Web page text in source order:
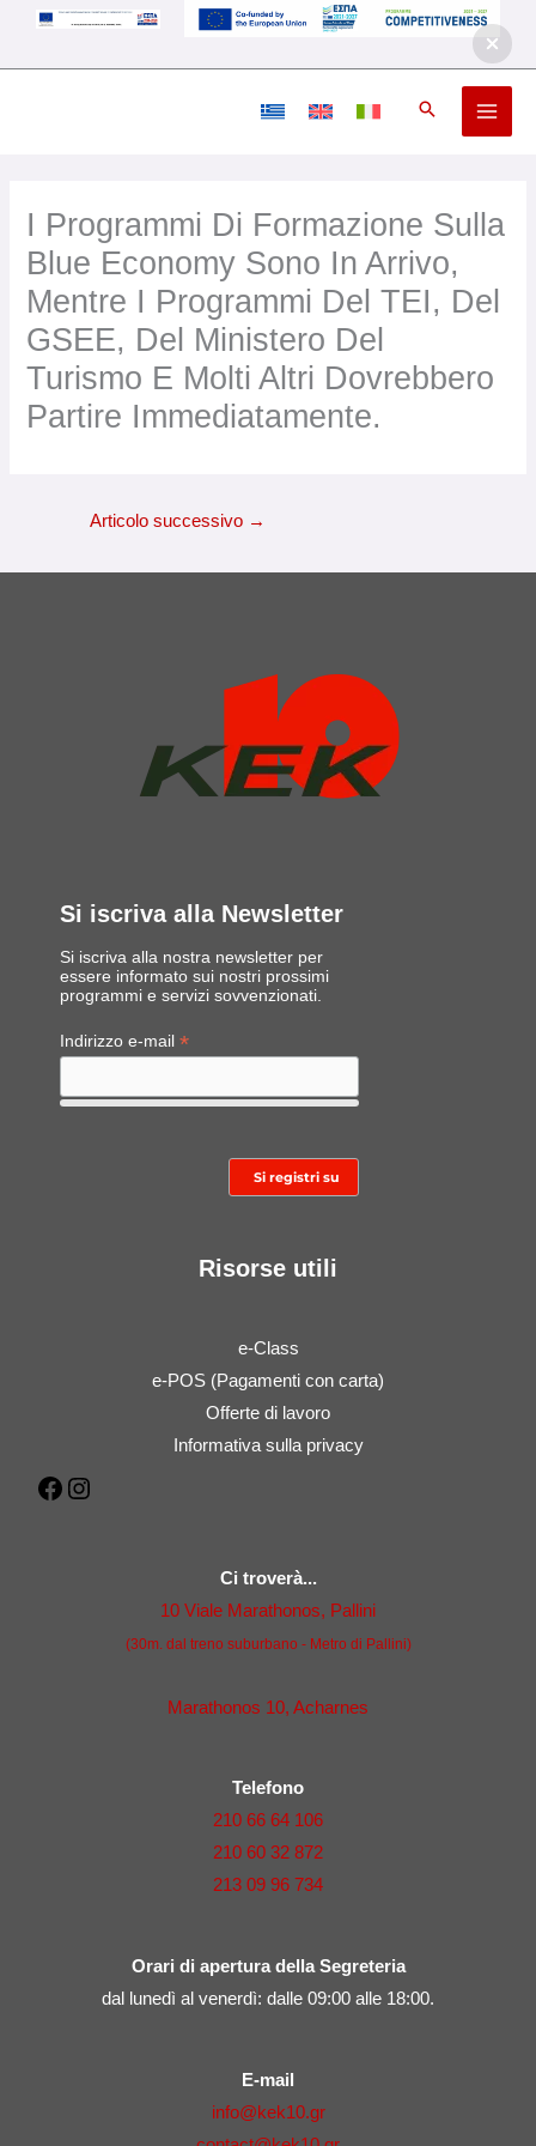
I Programmi Di Formazione Sulla
Blue Economy Sono In Arrivo,
Mentre I Programmi Del TEI, Del
GSEE, Del Ministero Del
Turismo E Molti Altri Dovrebbero
Partire Immediatamente.
Articolo successivo →
Si iscriva alla Newsletter
Si iscriva alla nostra newsletter per
essere informato sui nostri prossimi
programmi e servizi sovvenzionati.
Indirizzo e-mail *
Risorse utili
e-Class
e-POS (Pagamenti con carta)
Offerte di lavoro
Informativa sulla privacy
Facebook
Ci troverà...
10 Viale Marathonos, Pallini
(30m. dal treno suburbano - Metro di Pallini)
Marathonos 10, Acharnes
Telefono
210 66 64 106
210 60 32 872
213 09 96 734
Orari di apertura della Segreteria
dal lunedì al venerdì: dalle 09:00 alle 18:00.
E-mail
info@kek10.gr